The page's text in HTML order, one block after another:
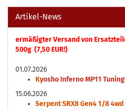
Artikel-News
ermäßigter Versand von
500g (7,50 EUR!)
01.07.2026
Kyosho Inferno MP11
15.06.2026
Serpent SRX8 Gen4 1/8 4wd